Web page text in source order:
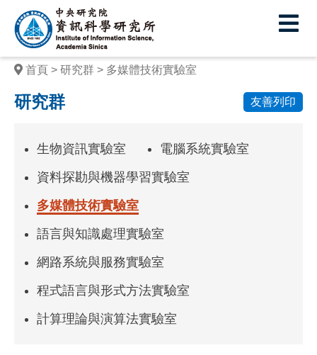
中
央
研
究
院
學
研
究
所
首頁 研究群 多媒體技術實驗室
研究群 友善列印
生物資訊實驗室
電腦系統實驗室
資料探勘與機器學習實驗室
多媒體技術實驗室
語言與知識處理實驗室
網路系統與服務實驗室
程式語言與形式方法實驗室
計算理論與演算法實驗室